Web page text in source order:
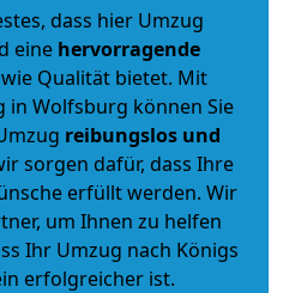
dass hier Umzug
eine hervorragende
Qualität bietet. Mit
Wolfsburg können Sie
reibungslos und
sorgen dafür, dass Ihre
erfüllt werden. Wir
um Ihnen zu helfen
Ihr Umzug nach Königs
erfolgreicher ist.